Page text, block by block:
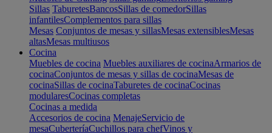
Sillas TaburetesBancosSillas de comedorSillas
infantilesComplementos para sillas
Mesas Conjuntos de mesas y sillasMesas extensiblesMesas
altasMesas multiusos
Cocina
Muebles de cocina Muebles auxiliares de cocinaArmarios de
cocinaConjuntos de mesas y sillas de cocinaMesas de
cocinaSillas de cocinaTaburetes de cocinaCocinas
modularesCocinas completas
Cocinas a medida
Accesorios de cocina MenajeServicio de
mesaCuberteríaCuchillos para chefVinos y